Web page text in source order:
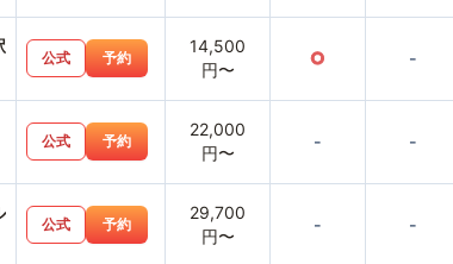
公式 予約
14,500
円〜
○ -
公式 予約
22,000
円〜
- -
公式 予約
29,700
円〜
- -